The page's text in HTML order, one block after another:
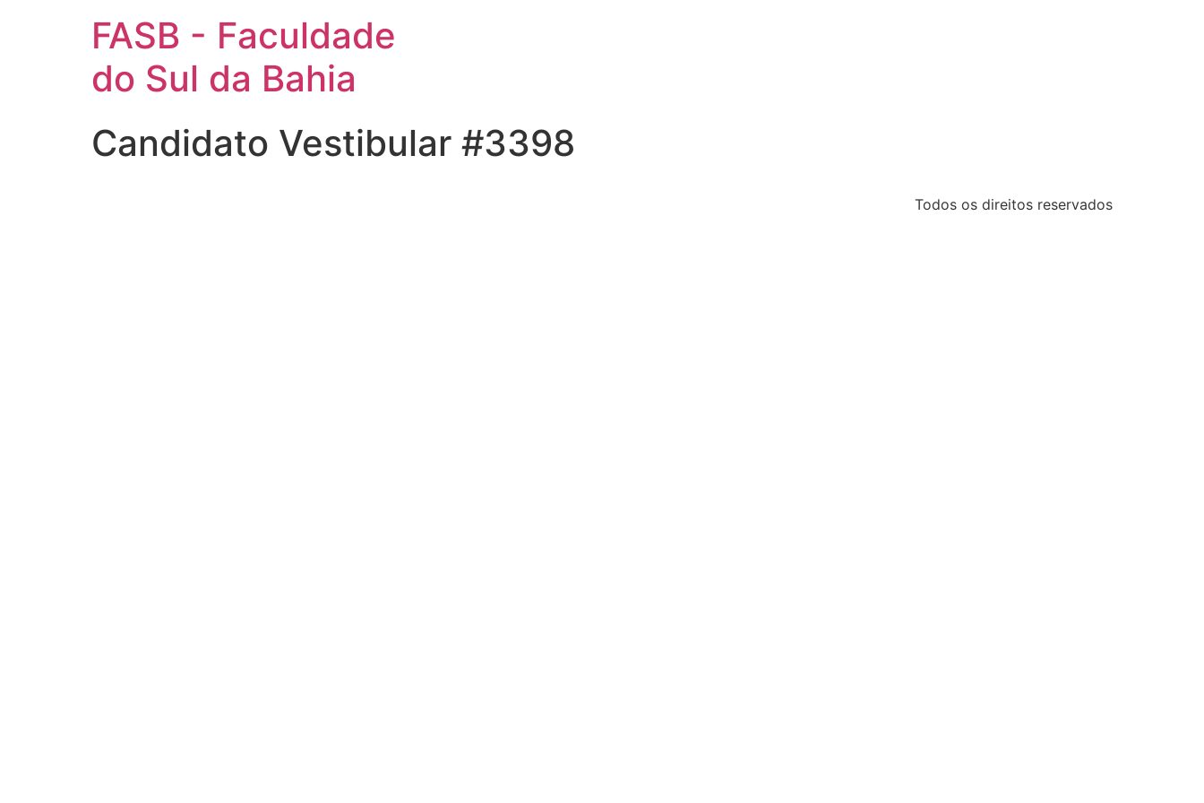
FASB - Faculdade
do Sul da Bahia
Candidato Vestibular #3398
Todos os direitos reservados